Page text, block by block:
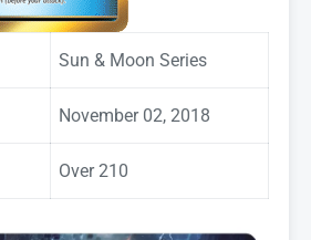
Sun & Moon Series
November 02, 2018
Over 210